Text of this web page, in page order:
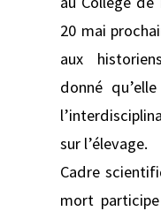
20 mai
aux
donné
sur l’élevage.
Cadre
mort